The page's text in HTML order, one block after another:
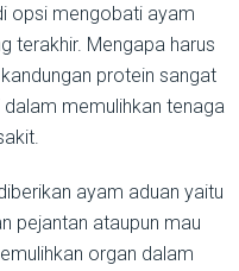
opsi mengobati ayam
terakhir. Mengapa harus
protein sangat
memulihkan tenaga
ayam aduan yaitu
pejantan ataupun mau
organ dalam